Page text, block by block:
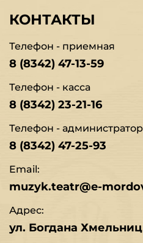
КОНТАКТЫ
Телефон - приемная
8 (8342) 47-13-59
Телефон - касса
8 (8342) 23-21-16
Телефон - администратор
8 (8342) 47-25-93
Email:
muzyk.teatr@e-
Адрес:
ул. Богдана